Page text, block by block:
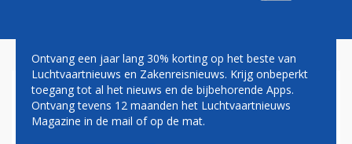
GEDWONGEN OMVLIEGEN OF
DE KORTSTE ROUTE?
Ontvang een jaar lang 30% korting op het beste van
Luchtvaartnieuws en Zakenreisnieuws. Krijg onbeperkt
toegang tot al het nieuws en de bijbehorende Apps.
Ontvang tevens 12 maanden het Luchtvaartnieuws
Magazine in de mail of op de mat.